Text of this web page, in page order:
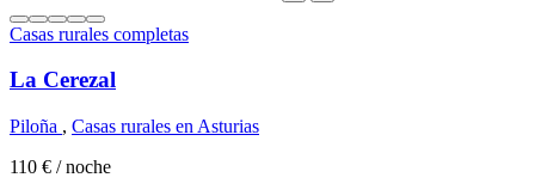
Casas rurales completas
La Cerezal
Piloña , Casas rurales en Asturias
110 € / noche